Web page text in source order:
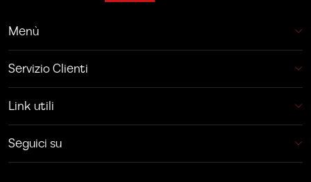
Menù
Servizio Clienti
Link utili
Seguici su